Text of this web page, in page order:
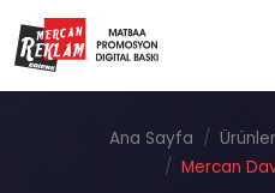
Ana Sayfa
Mercan